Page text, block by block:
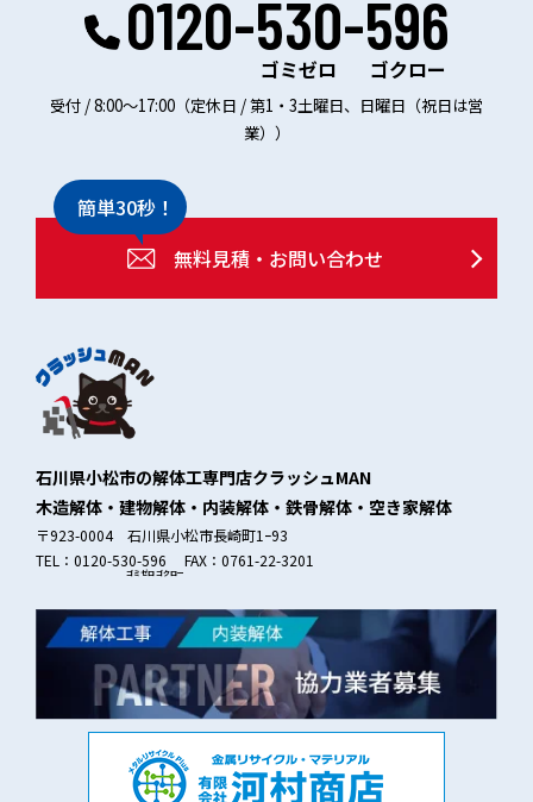
0120-530-596
ゴミゼロ ゴクロー
受付 / 8:00～17:00（定休日 / 第1・3土曜日、日曜日（祝日は営
業））
簡単30秒！
無料見積・お問い合わせ
石川県小松市の解体工専門店クラッシュMAN
木造解体・建物解体・内装解体・鉄骨解体・空き家解体
〒923-0004 石川県小松市長崎町1ｰ93
TEL：0120-530-596 FAX：0761-22-3201
ゴミゼロゴクロー